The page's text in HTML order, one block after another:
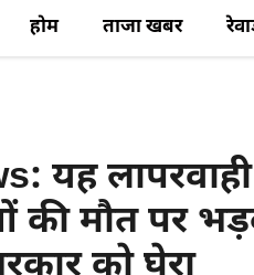
होम ताजा खबर
यह
मौत पर